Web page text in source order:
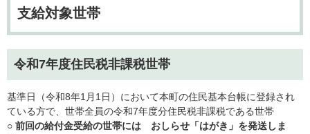
支給対象世帯
令和7年度住民税非課税世帯
基準日（令和8年1月1日）において本町の住民基本台帳に登録され
ている方で、世帯全員の令和7年度分住民税非課税である世帯
○ 前回の給付金受給の世帯には おしらせ「はがき」を発送しま